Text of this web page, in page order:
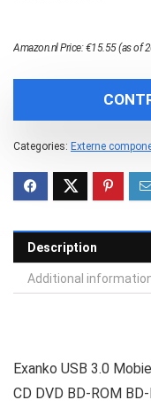
Amazon.nl Price:€15.55(as of
Categories: Externe
Description
Additional
Exanko USB 3.0
CD DVD BD-ROM